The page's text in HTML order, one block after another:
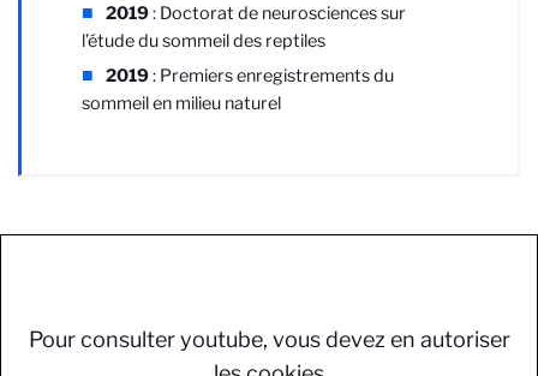
2019: Doctorat de neurosciences sur
l’étude du sommeil des reptiles
2019: Premiers enregistrements du
sommeil en milieu naturel
Pour consulter youtube, vous devez en autoriser